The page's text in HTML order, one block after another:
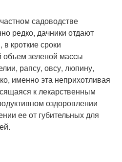
садоводстве
редко, дачники отдают
кроткие сроки
зеленой массы
рапсу, овсу, люпину,
именно эта неприхотливая
к лекарственным
оздоровлении
ее от губительных для